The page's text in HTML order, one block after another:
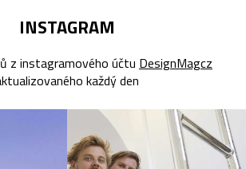
INSTAGRAM
z instagramového účtu DesignMagcz
každý den